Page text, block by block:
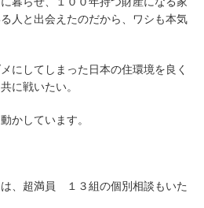
人と出会えたのだから、ワシも本気
にしてしまった日本の住環境を良く
に戦いたい。
かしています。
、超満員 １３組の個別相談もいた